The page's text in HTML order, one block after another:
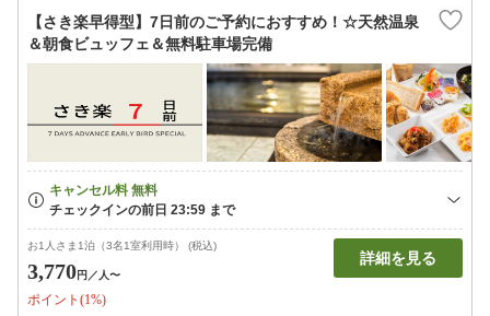
【さき楽早得型】7日前のご予約におすすめ！☆天然温泉
＆朝食ビュッフェ＆無料駐車場完備
お1人さま1泊（3名1室利用時） (税込)
3,770円 ／人〜
ポイント(1%)
詳細を見る